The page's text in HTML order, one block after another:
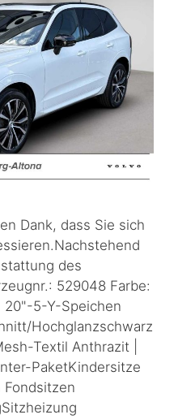
Dank, dass Sie sich
des
529048 Farbe:
20"-5-Y-Speichen
Hochglanzschwarz
Textil Anthrazit |
PaketKindersitze